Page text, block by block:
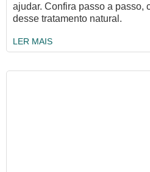
ajudar. Confira passo a passo,
desse tratamento natural.
LER MAIS